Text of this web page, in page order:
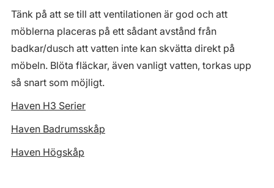
Tänk på att se till att ventilationen är god och att
möblerna placeras på ett sådant avstånd från
badkar/dusch att vatten inte kan skvätta direkt på
möbeln. Blöta fläckar, även vanligt vatten, torkas upp
så snart som möjligt.
Haven H3 Serier
Haven Badrumsskåp
Haven Högskåp